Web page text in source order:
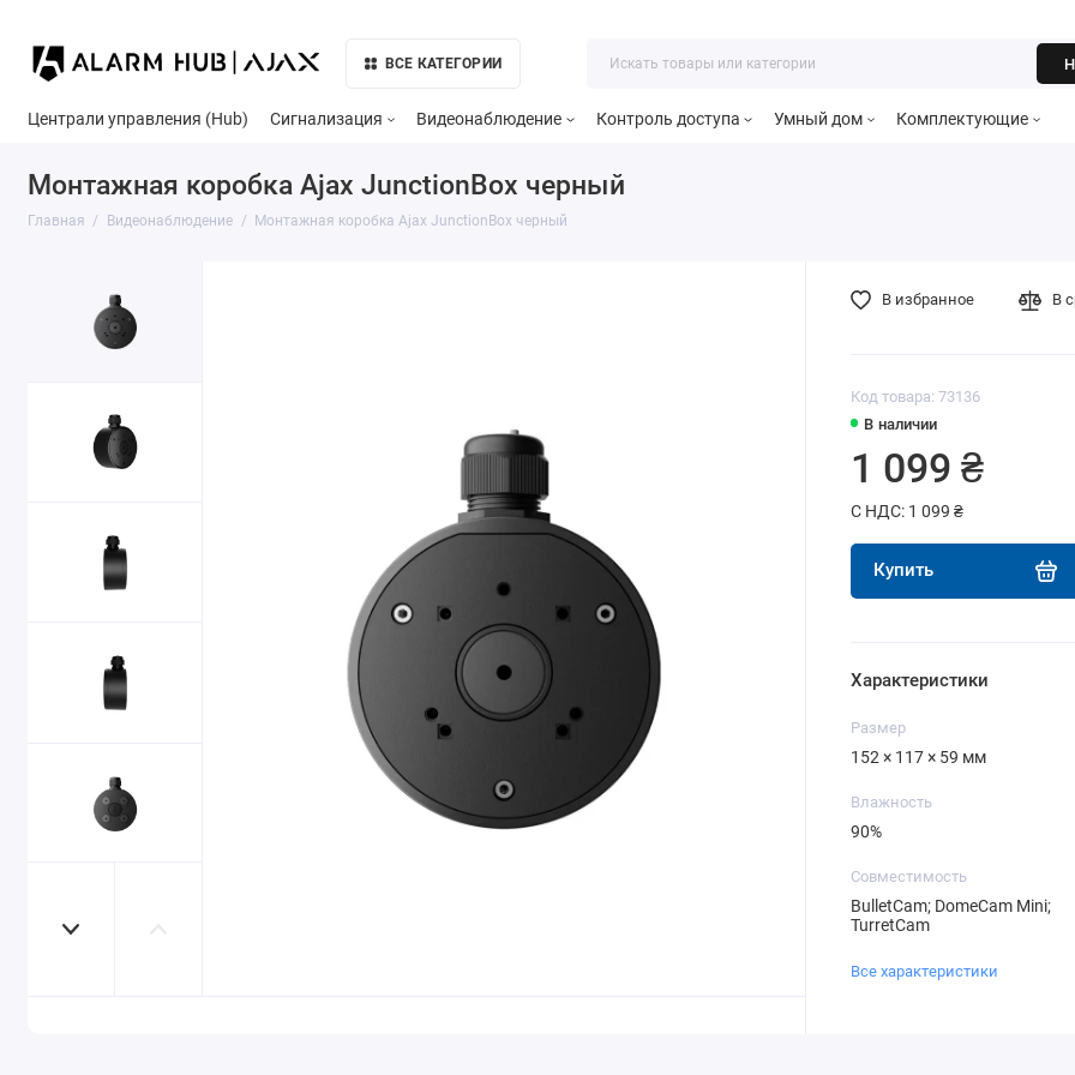
ВСЕ КАТЕГОРИИ
Централи управления (Hub) Сигнализация Видеонаблюдение Контроль доступа Умный дом Комплектующие
Монтажная коробка Ajax JunctionBox черный
Главная Видеонаблюдение Монтажная коробка Ajax JunctionBox черный
Код товара: 73136
В наличии
1 099 ₴
С НДС: 1 099 ₴
Купить
В избранное В
Характеристики
Размер
152 × 117 × 59 мм
Влажность
90%
Совместимость
BulletCam; DomeCam Mini;
TurretCam
Все характеристики